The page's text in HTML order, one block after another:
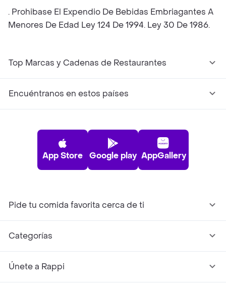
. Prohibase El Expendio De Bebidas Embriagantes A
Menores De Edad Ley 124 De 1994. Ley 30 De 1986.
Top Marcas y Cadenas de Restaurantes
Encuéntranos en estos países
App Store Google play AppGallery
Pide tu comida favorita cerca de ti
Categorías
Únete a Rappi